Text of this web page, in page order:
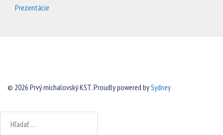
Prezentácie
© 2026 Prvý michalovský KST. Proudly powered bySydney